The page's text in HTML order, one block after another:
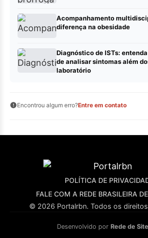
Acompanhamento
diferença na obesidade
Diagnóstico de ISTs:
de analisar sintomas além
laboratório
Encontrou algum erro?Entre em contato
POLÍTICA DE
FALE COM A REDE BRASILEIRA
© 2026 Portalrbn. Todos os
Desenvolvido por Rede de